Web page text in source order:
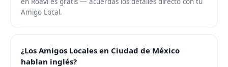
Amigo Local.
¿Los Amigos Locales en Ciudad de México
hablan inglés?